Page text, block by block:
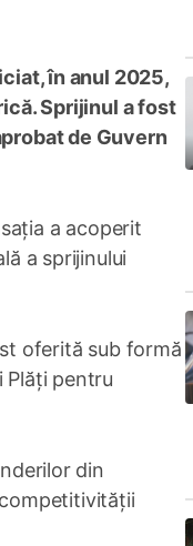
în anul 2025,
Sprijinul a fost
de Guvern
a acoperit
a sprijinului
oferită sub formă
Plăți pentru
din